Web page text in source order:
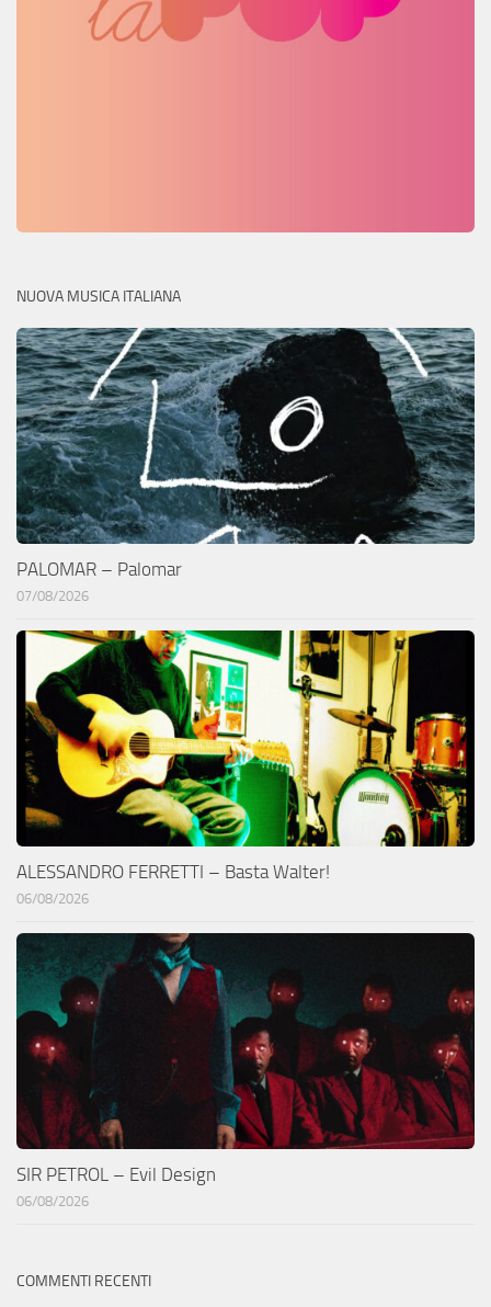
NUOVA MUSICA ITALIANA
PALOMAR – Palomar
07/08/2026
ALESSANDRO FERRETTI – Basta Walter!
06/08/2026
SIR PETROL – Evil Design
06/08/2026
COMMENTI RECENTI